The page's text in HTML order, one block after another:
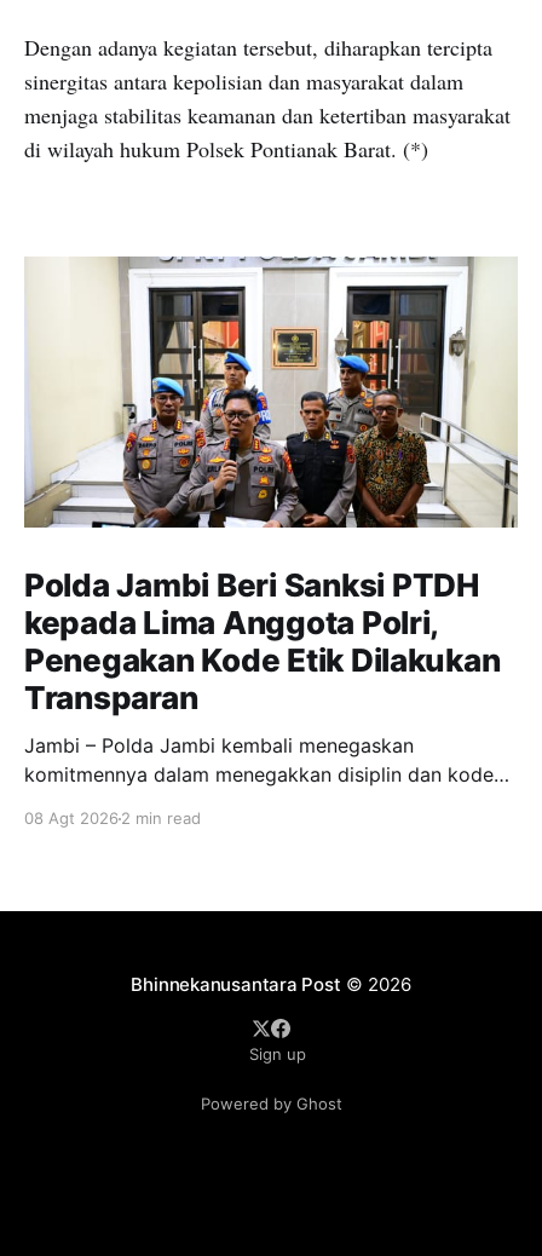
Dengan adanya kegiatan tersebut, diharapkan tercipta
sinergitas antara kepolisian dan masyarakat dalam
menjaga stabilitas keamanan dan ketertiban masyarakat
di wilayah hukum Polsek Pontianak Barat. (*)
Polda Jambi Beri Sanksi PTDH
kepada Lima Anggota Polri,
Penegakan Kode Etik Dilakukan
Transparan
Jambi – Polda Jambi kembali menegaskan
komitmennya dalam menegakkan disiplin dan kode
terhadap lima oknum anggota Polri terkait perkara
08 Agt 2026 2 min read
Bhinnekanusantara Post © 2026
Sign up
Powered by Ghost